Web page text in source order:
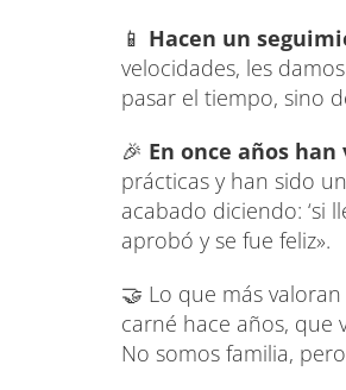
📱 Hacen un
velocidades, les
pasar el tiempo, sino
🎉 En once años
prácticas y han sido
acabado diciendo: ‘si
aprobó y se fue feliz».
🤝 Lo que más valoran
carné hace años, que
No somos familia,